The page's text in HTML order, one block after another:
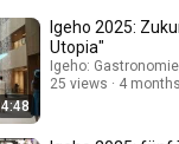
4:48
Igeho 2025:
Utopia"
Igeho:
25 views
4